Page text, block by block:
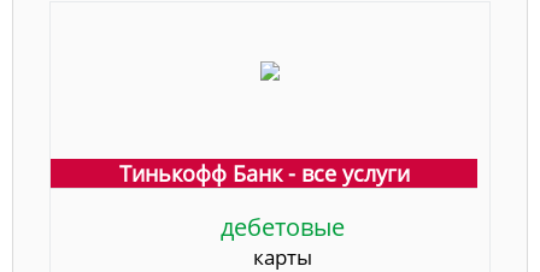
Тинькофф Банк - все услуги
дебетовые
карты